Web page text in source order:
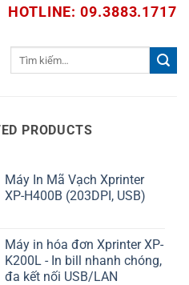
HOTLINE: 09.3883.1717
PRODUCTS
Máy In Mã Vạch Xprinter
XP-H400B (203DPI, USB)
Máy in hóa đơn Xprinter XP-
K200L - In bill nhanh chóng,
đa kết nối USB/LAN